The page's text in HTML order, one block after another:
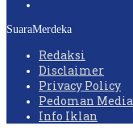
SuaraMerdeka
Redaksi
Disclaimer
Privacy Policy
Pedoman
Info Iklan